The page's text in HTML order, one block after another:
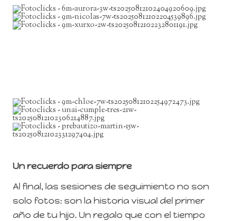
Un recuerdo para siempre
Al final, las sesiones de seguimiento no son
solo fotos: son la historia visual del primer
año de tu hijo. Un regalo que con el tiempo